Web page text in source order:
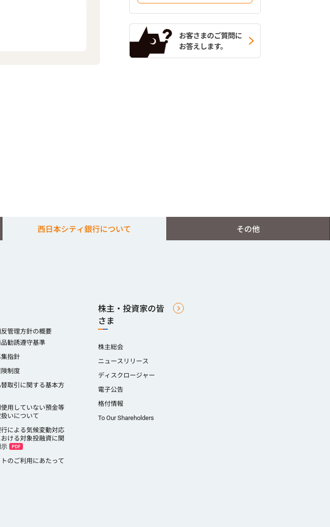
西日本シティ銀行について その他
管理方針の概要
勧誘遵守基準
指針
制度
取引に関する基本方
用していない預金等
いについて
行による気候変動対応
ける対象投融資に関
のご利用にあたって
株主・投資家の皆
さま
株主総会
ニュースリリース
ディスクロージャー
電子公告
格付情報
To Our Shareholders